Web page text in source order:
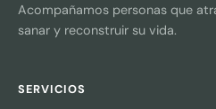
Acompañamos personas que
sanar y reconstruir su vida.
SERVICIOS